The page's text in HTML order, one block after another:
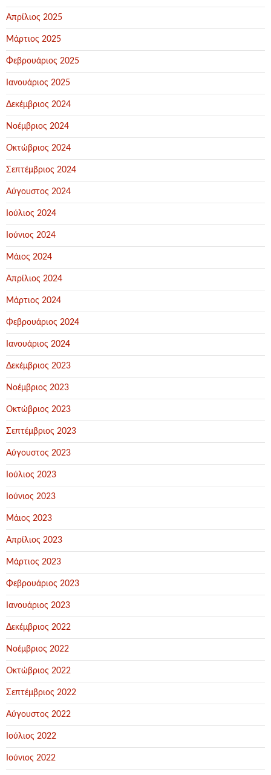
Απρίλιος 2025
Μάρτιος 2025
Φεβρουάριος 2025
Ιανουάριος 2025
Δεκέμβριος 2024
Νοέμβριος 2024
Οκτώβριος 2024
Σεπτέμβριος 2024
Αύγουστος 2024
Ιούλιος 2024
Ιούνιος 2024
Μάιος 2024
Απρίλιος 2024
Μάρτιος 2024
Φεβρουάριος 2024
Ιανουάριος 2024
Δεκέμβριος 2023
Νοέμβριος 2023
Οκτώβριος 2023
Σεπτέμβριος 2023
Αύγουστος 2023
Ιούλιος 2023
Ιούνιος 2023
Μάιος 2023
Απρίλιος 2023
Μάρτιος 2023
Φεβρουάριος 2023
Ιανουάριος 2023
Δεκέμβριος 2022
Νοέμβριος 2022
Οκτώβριος 2022
Σεπτέμβριος 2022
Αύγουστος 2022
Ιούλιος 2022
Ιούνιος 2022